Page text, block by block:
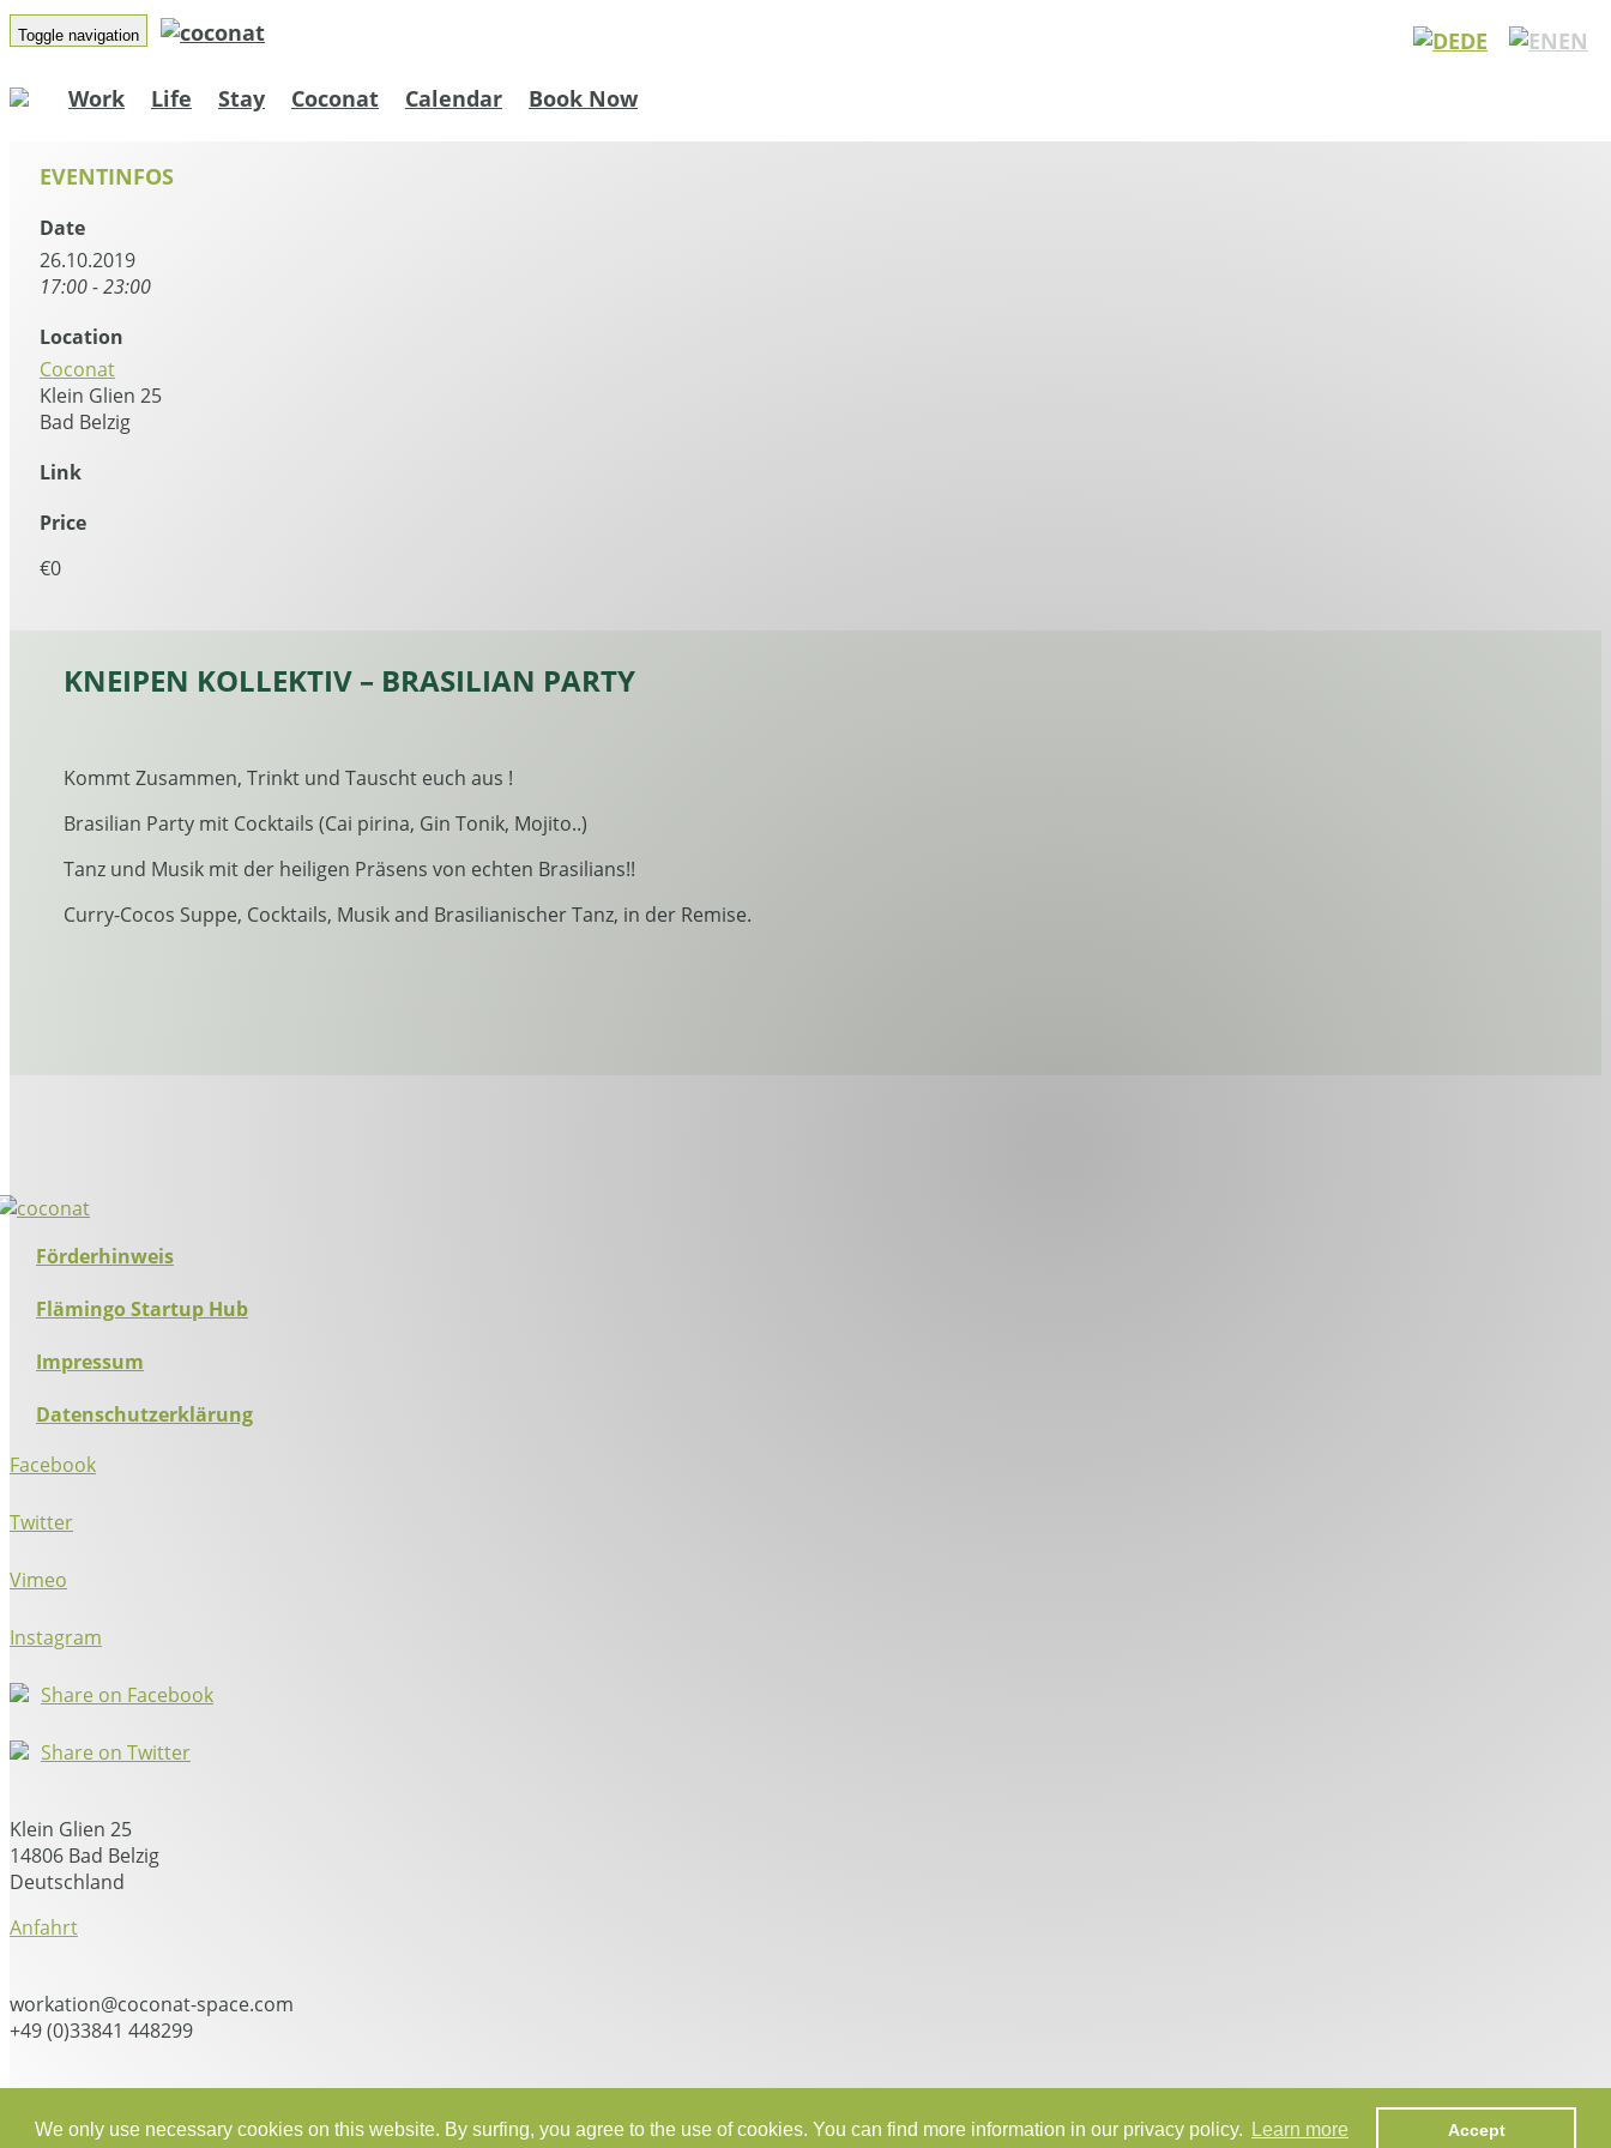
We only use necessary cookies on this website. By surfing, you agree to the use of cookies. You can find more information in our privacy policy. Learn more Accept
Toggle navigation
Work Life Stay Coconat Calendar Book Now
DE EN
EVENTINFOS
Date
26.10.2019
17:00 - 23:00
Location
Coconat
Klein Glien 25
Bad Belzig
Link
Price
€0
KNEIPEN KOLLEKTIV – BRASILIAN PARTY
Kommt Zusammen, Trinkt und Tauscht euch aus !
Brasilian Party mit Cocktails (Cai pirina, Gin Tonik, Mojito..)
Tanz und Musik mit der heiligen Präsens von echten Brasilians!!
Curry-Cocos Suppe, Cocktails, Musik and Brasilianischer Tanz, in der Remise.
Förderhinweis
Flämingo Startup Hub
Impressum
Datenschutzerklärung
Facebook
Twitter
Vimeo
Instagram
Share on Facebook
Share on Twitter
Klein Glien 25
14806 Bad Belzig
Deutschland
Anfahrt
workation@coconat-space.com
+49 (0)33841 448299